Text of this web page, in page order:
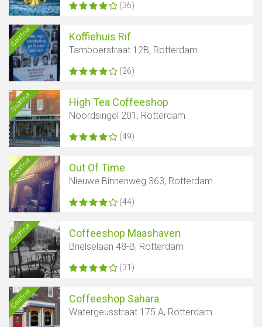
Karte anzeigen
(36)
Geöffnet Koffiehuis Rif
Tamboerstraat 12B, Rotterdam
(26)
Geöffnet High Tea Coffeeshop
Noordsingel 201, Rotterdam
(49)
Geöffnet Out Of Time
Nieuwe Binnenweg 363, Rotterdam
(44)
Geöffnet Coffeeshop Maashaven
Brielselaan 48-B, Rotterdam
(31)
Geöffnet Coffeeshop Sahara
Watergeusstraat 175 A, Rotterdam